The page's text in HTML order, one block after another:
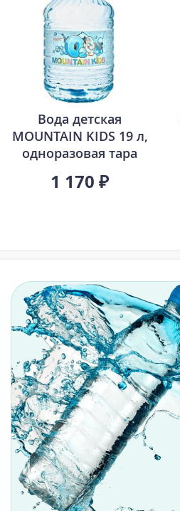
Вода детская
MOUNTAIN KIDS 19 л,
одноразовая тара
1 170 ₽